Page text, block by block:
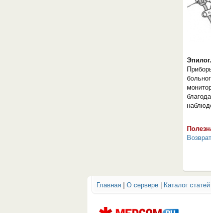
ОБОРУДОВАНИЯ МЕДКОМ
Эпилог.
Главная О сервере Каталог статей